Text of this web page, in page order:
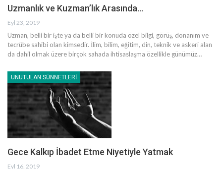
Uzmanlık ve Kuzman’lık Arasında…
Eyl 23, 2019
Uzman, belli bir işte ya da belli bir konuda özel bilgi, görüş, donanım ve
tecrübe sahibi olan kimsedir. İlim, bilim, eğitim, din, teknik ve askeri alan
da dahil olmak üzere birçok sahada ihtisaslaşma özellikle günümüz…
UNUTULAN SÜNNETLERI
Gece Kalkıp İbadet Etme Niyetiyle Yatmak
Eyl 16, 2019